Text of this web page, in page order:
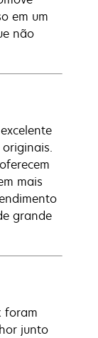
em um
não
mais
grande
foram
junto